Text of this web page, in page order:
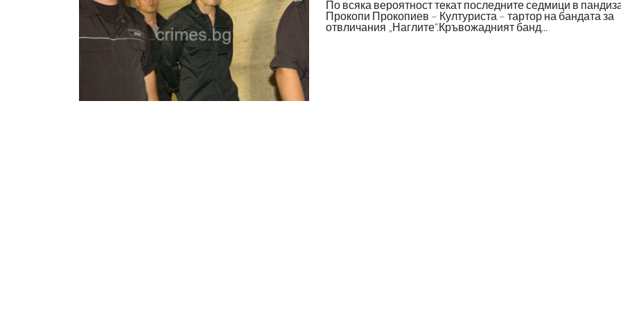
По всяка вероятност текат последните седмици в
Прокопи Прокопиев – Културиста – тартор на бандата за
отвличания „Наглите“.Кръвожадният банд...